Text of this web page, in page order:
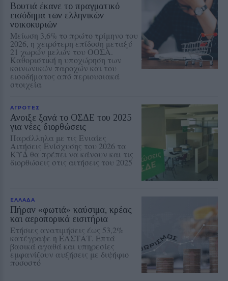
Βουτιά έκανε το πραγματικό
εισόδημα των ελληνικών
νοικοκυριών
Μείωση 3,6% το πρώτο τρίμηνο του
2026, η χειρότερη επίδοση μεταξύ
21 χωρών μελών του ΟΟΣΑ.
Καθοριστική η υποχώρηση των
κοινωνικών παροχών και του
εισοδήματος από περιουσιακά
στοιχεία
ΑΓΡΟΤΕΣ
Ανοιξε ξανά το ΟΣΔΕ του 2025
για νέες διορθώσεις
Παράλληλα με τις Ενιαίες
Αιτήσεις Ενίσχυσης του 2026 τα
ΚΥΔ θα πρέπει να κάνουν και τις
διορθώσεις στις αιτήσεις του 2025
ΕΛΛΑΔΑ
Πήραν «φωτιά» καύσιμα, κρέας
και αεροπορικά εισιτήρια
Ετήσιες ανατιμήσεις έως 53,2%
κατέγραψε η ΕΛΣΤΑΤ. Επτά
βασικά αγαθά και υπηρεσίες
εμφανίζουν αυξήσεις με διψήφιο
ποσοστό